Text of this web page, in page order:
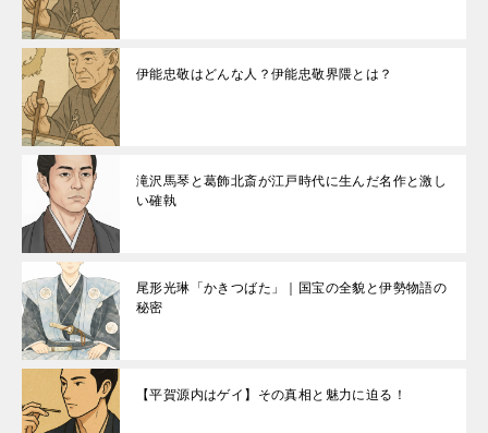
伊能忠敬はどんな人？伊能忠敬界隈とは？
滝沢馬琴と葛飾北斎が江戸時代に生んだ名作と激し
い確執
尾形光琳「かきつばた」｜国宝の全貌と伊勢物語の
秘密
【平賀源内はゲイ】その真相と魅力に迫る！